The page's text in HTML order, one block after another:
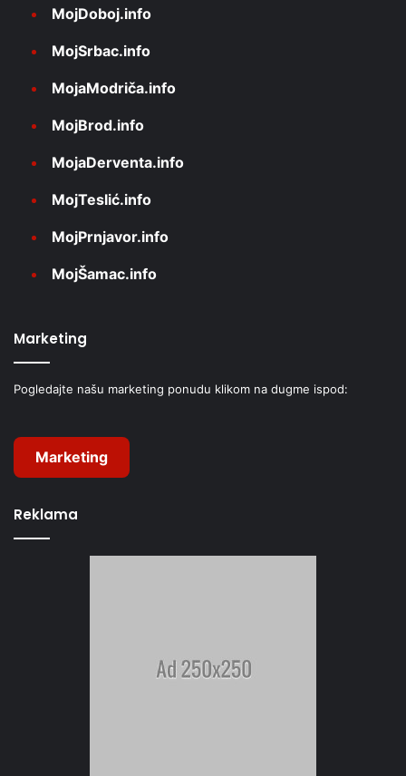
MojDoboj.info
MojSrbac.info
MojaModriča.info
MojBrod.info
MojaDerventa.info
MojTeslić.info
MojPrnjavor.info
MojŠamac.info
Marketing
Pogledajte našu marketing ponudu klikom na dugme ispod:
Marketing
Reklama